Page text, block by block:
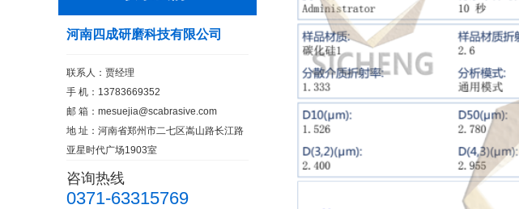
河南四成研磨科技有限公司
联系人：贾经理
手 机：13783669352
邮 箱： mesuejia@scabrasive.com
地 址：河南省郑州市二七区嵩山路长江路
亚星时代广场1903室
咨询热线
0371-63315769